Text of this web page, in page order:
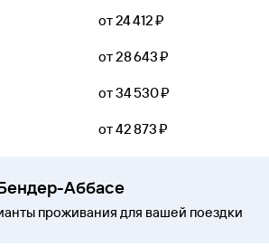
от 24 ⁠412 ⁠₽
от 28 ⁠643 ⁠₽
от 34 ⁠530 ⁠₽
от 42 ⁠873 ⁠₽
Аббасе
проживания для вашей поездки